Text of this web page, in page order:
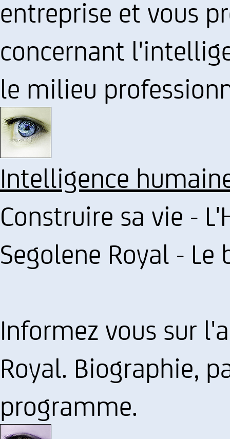
entreprise et vous
concernant
le milieu
Intelligence
Construire sa vie -
Segolene Royal -
Informez vous sur
Royal. Biographie,
programme.